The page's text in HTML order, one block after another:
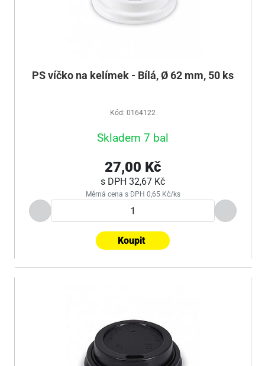
PS víčko na kelímek - Bílá, Ø 62 mm, 50 ks
Kód: 0164122
Skladem 7 bal
27,00 Kč
s DPH 32,67 Kč
Měrná cena s DPH 0,65 Kč/ks
Koupit